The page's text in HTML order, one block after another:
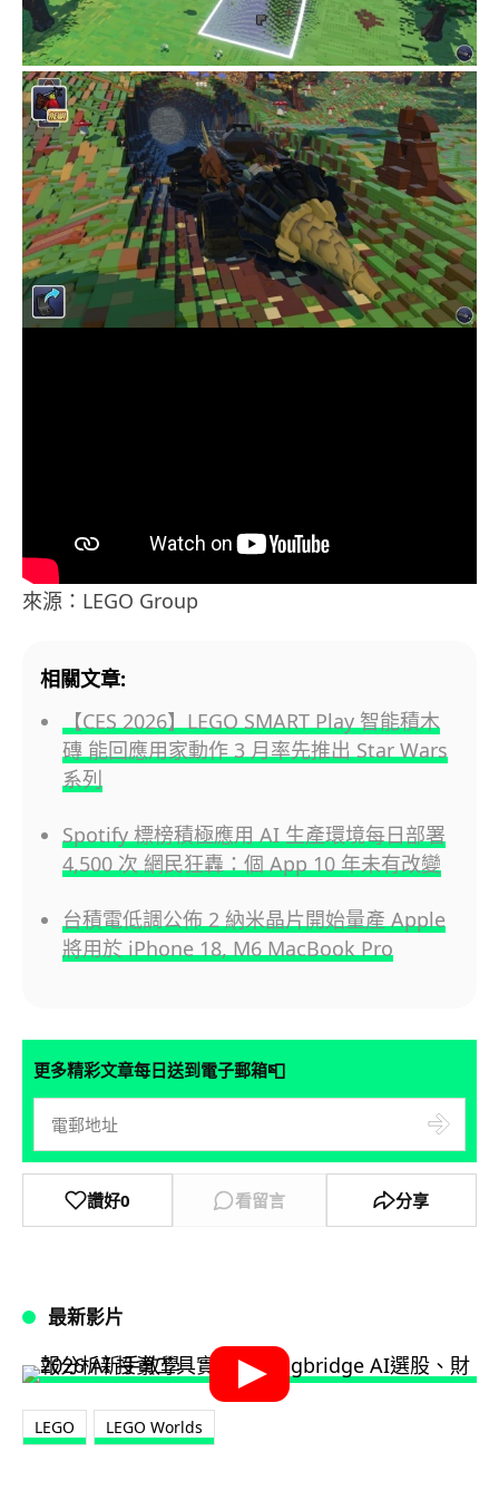
來源：LEGO Group
相關文章:
【CES 2026】LEGO SMART Play 智能積木
磚 能回應用家動作 3 月率先推出 Star Wars
系列
Spotify 標榜積極應用 AI 生產環境每日部署
4,500 次 網民狂轟：個 App 10 年未有改變
台積電低調公佈 2 納米晶片開始量產 Apple
將用於 iPhone 18, M6 MacBook Pro
更多精彩文章每日送到電子郵箱📮
讚好0 看留言 分享
最新影片
LEGO LEGO Worlds